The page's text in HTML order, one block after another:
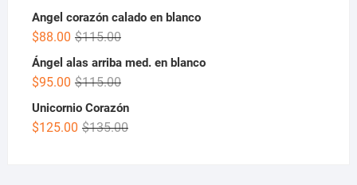
Angel corazón calado en blanco
$115.00
$88.00
Ángel alas arriba med. en blanco
$115.00
$95.00
Unicornio Corazón
$135.00
$125.00